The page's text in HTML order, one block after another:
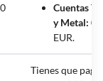
0
Cuentas
y Metal: 0
EUR.
Tienes que